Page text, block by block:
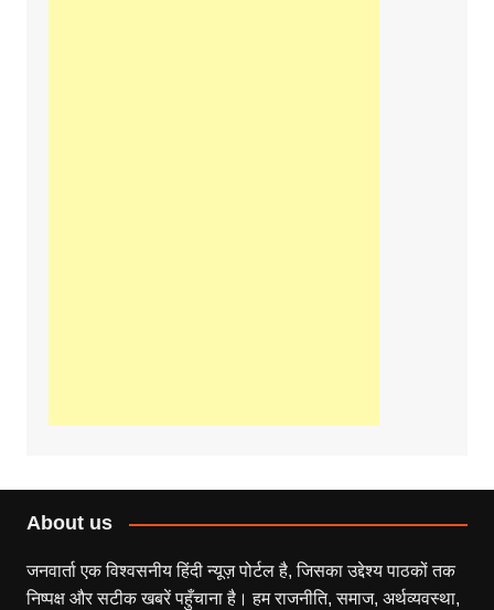
About us
जनवार्ता एक विश्वसनीय हिंदी न्यूज़ पोर्टल है, जिसका उद्देश्य पाठकों तक
निष्पक्ष और सटीक खबरें पहुँचाना है। हम राजनीति, समाज, अर्थव्यवस्था,